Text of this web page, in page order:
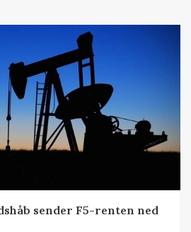
sender F5-renten ned